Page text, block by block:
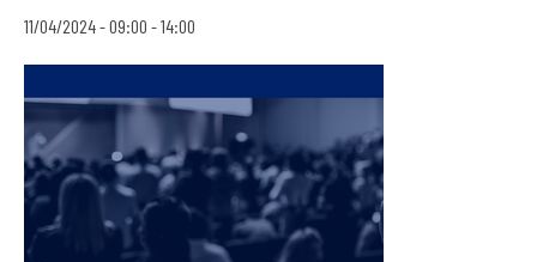
11/04/2024 - 09:00 -14:00